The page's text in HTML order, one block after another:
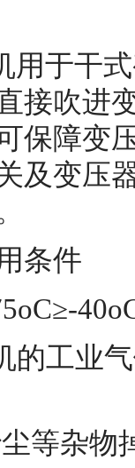
用于干
接吹进
保障变
及变压
条件
的工业
等杂物